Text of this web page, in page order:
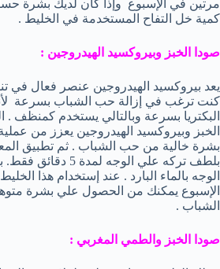
مرتين في الإسبوع وإذا كان لديك بشرة
كمية خل التفاح المستخدمة في الخليط .
صودا الخبز وبيروكسيد الهيدروجين :
يعد بيروكسيد الهيدروجين عنصر فعال في
كنت ترغب في إزالة حب الشباب بسرعة
البكتريا بسرعة وبالتالي يستخدم كمنظف .
الخبز وبيروكسيد الهيدروجين يعزز من
بشرة خالية من حب الشباب . ثم تطبيق
بلطف تركه علي الوجه
الوجه بالماء البارد . عند إستخدام هذا
الإسبوع يمكنك من الحصول علي بشرة
الشباب .
صودا الخبز والطمي المغربي :